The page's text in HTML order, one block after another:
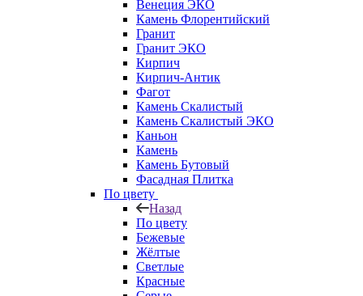
Венеция ЭКО
Камень Флорентийский
Гранит
Гранит ЭКО
Кирпич
Кирпич-Антик
Фагот
Камень Скалистый
Камень Скалистый ЭКО
Каньон
Камень
Камень Бутовый
Фасадная Плитка
По цвету
Назад
По цвету
Бежевые
Жёлтые
Светлые
Красные